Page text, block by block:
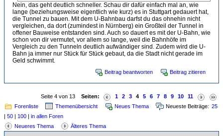
Nein, das geht deutlich schneller. Schau dir dafür einfach mal an, wie
lange (beziehungsweise eigentlich wie kurz) es in Stuttgart gedauert hat,
die Tunnel zu bauen. Mit dem U-Bahnbau darfst du das ohnehin nicht
vergleichen, da dort (zumindest in Nürnberg) ein Großteil der Tunnel in
offener Bauweise entstanden sind. Auch so dauert es mit der U-Bahn, wie
schon von dir vermutet, vor allem so lange, weil die Bahnhöfe im
Vergleich zu den Tunneln deutlich aufwändiger sind. Zudem wird die U-
Bahn ja immer nur Stück für Stück gebaut, da die Stadt nicht gerade im
Geld schwimmt.
Beitrag beantworten Beitrag zitieren
Seite 4 von 13 Seiten: 1 2 3 4 5 6 7 8 9 10
11
Forenliste
Themenübersicht Neues Thema Neueste Beiträge: 25
| 50 | 100 | in allen Foren
Neueres Thema
Älteres Thema